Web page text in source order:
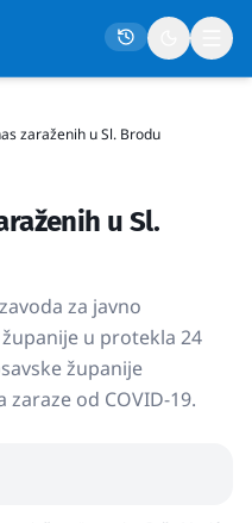
zaraženih u Sl. Brodu
u Sl.
za javno
u protekla 24
županije
od COVID-19.